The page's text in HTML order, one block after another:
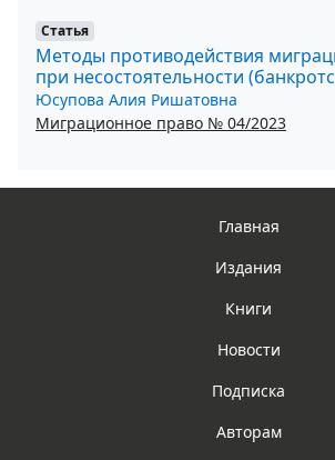
Статья
Методы противодействия
при несостоятельности
Юсупова Алия Ришатовна
Миграционное право № 04/2023
Главная
Издания
Книги
Новости
Подписка
Авторам